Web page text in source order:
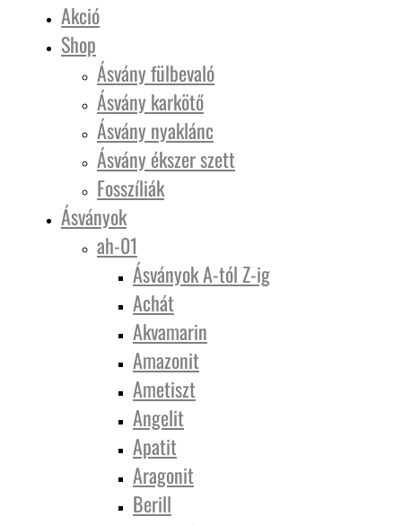
Akció
Shop
Ásvány fülbevaló
Ásvány karkötő
Ásvány nyaklánc
Ásvány ékszer szett
Fosszíliák
Ásványok
ah-01
Ásványok A-tól Z-ig
Achát
Akvamarin
Amazonit
Ametiszt
Angelit
Apatit
Aragonit
Berill